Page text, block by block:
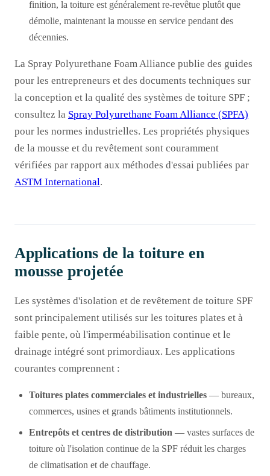
finition, la toiture est généralement re-revêtue plutôt que
démolie, maintenant la mousse en service pendant des
décennies.
La Spray Polyurethane Foam Alliance publie des guides
pour les entrepreneurs et des documents techniques sur
la conception et la qualité des systèmes de toiture SPF ;
consultez la Spray Polyurethane Foam Alliance (SPFA)
pour les normes industrielles. Les propriétés physiques
de la mousse et du revêtement sont couramment
vérifiées par rapport aux méthodes d'essai publiées par
ASTM International.
Applications de la toiture en
mousse projetée
Les systèmes d'isolation et de revêtement de toiture SPF
sont principalement utilisés sur les toitures plates et à
faible pente, où l'imperméabilisation continue et le
drainage intégré sont primordiaux. Les applications
courantes comprennent :
Toitures plates commerciales et industrielles — bureaux,
commerces, usines et grands bâtiments institutionnels.
Entrepôts et centres de distribution — vastes surfaces de
toiture où l'isolation continue de la SPF réduit les charges
de climatisation et de chauffage.